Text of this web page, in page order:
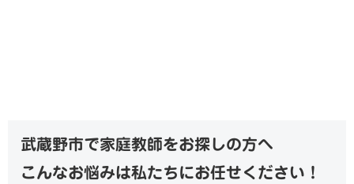
武蔵野市で家庭教師をお探しの方へ
こんなお悩みは私たちにお任せください！